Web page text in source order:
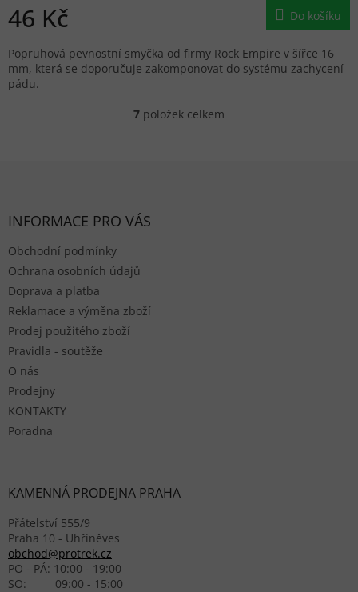
46 Kč Do košíku
Popruhová pevnostní smyčka od firmy Rock Empire v šířce 16
mm, která se doporučuje zakomponovat do systému zachycení
pádu.
Ovládací prvky výpisu
7 položek celkem
INFORMACE PRO VÁS
Obchodní podmínky
Ochrana osobních údajů
Doprava a platba
Reklamace a výměna zboží
Prodej použitého zboží
Pravidla - soutěže
O nás
Prodejny
KONTAKTY
Poradna
KAMENNÁ PRODEJNA PRAHA
Přátelství 555/9
Praha 10 - Uhříněves
obchod@protrek.cz
PO - PÁ: 10:00 - 19:00
SO: 09:00 - 15:00